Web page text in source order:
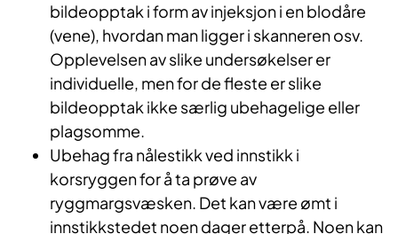
bildeopptak i form av injeksjon i en blodåre
(vene), hvordan man ligger i skanneren osv.
Opplevelsen av slike undersøkelser er
individuelle, men for de fleste er slike
bildeopptak ikke særlig ubehagelige eller
plagsomme.
Ubehag fra nålestikk ved innstikk i
korsryggen for å ta prøve av
ryggmargsvæsken. Det kan være ømt i
innstikkstedet noen dager etterpå. Noen kan